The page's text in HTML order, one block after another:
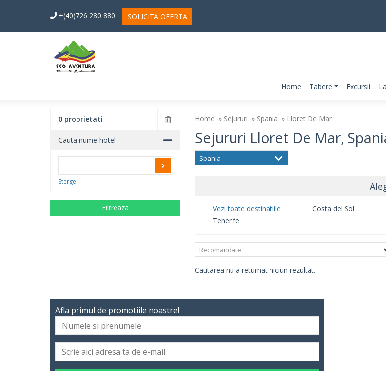
+(40)726 280 880 SOLICITA OFERTA
Home Tabere Excursii
0 proprietati
Cauta nume hotel
Sterge
Filtreaza
Home Sejururi Spania Lloret De Mar
Sejururi Lloret De Mar,
Spania
Vezi toate destinatiile Costa del Sol
Tenerife
Recomandate
Cautarea nu a returnat niciun rezultat.
Afla primul de promotiile noastre!